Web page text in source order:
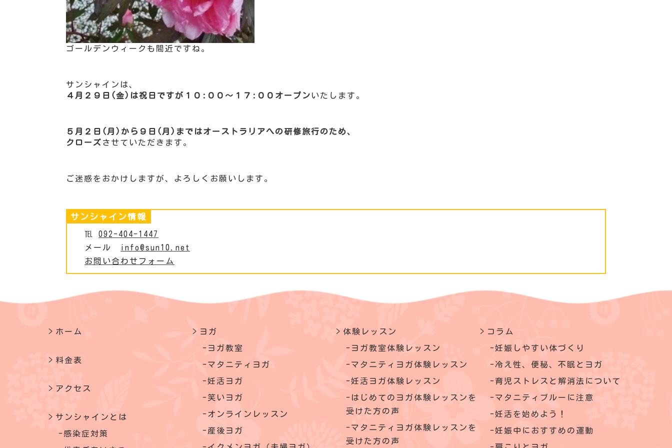
ゴールデンウィークも間近ですね。
サンシャインは、
４月２９日(金)は祝日ですが１０:００～１７:００オープン いたします。
５月２日(月)から９日(月)まではオーストラリアへの研修旅行のため、
クローズ させていただきます。
ご迷惑をおかけしますが、よろしくお願いします。
サンシャイン情報
℡ 092-404-1447
メール
info@sun10.net
お問い合わせフォーム
ホーム
料金表
アクセス
サンシャインとは
感染症対策
ヨガ
ヨガ教室
マタニティヨガ
妊活ヨガ
笑いヨガ
オンラインレッスン
産後ヨガ
体験レッスン
ヨガ教室体験レッスン
マタニティヨガ体験レッスン
妊活ヨガ体験レッスン
はじめてのヨガ体験レッスンを
受けた方の声
マタニティヨガ体験レッスンを
受けた方の声
コラム
妊娠しやすい体づくり
冷え性、便秘、不眠とヨガ
育児ストレスと解消法について
マタニティブルーに注意
妊活を始めよう！
妊娠中におすすめの運動